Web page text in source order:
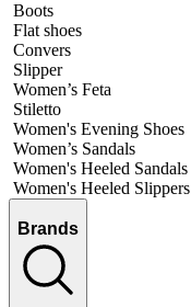
Boots
Flat shoes
Convers
Slipper
Women’s Feta
Stiletto
Women's Evening Shoes
Women’s Sandals
Women's Heeled Sandals
Women's Heeled Slippers
Brands